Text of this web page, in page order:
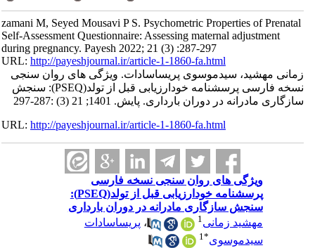
zamani M, Seyed Mousavi P S. Psychometric Properties of Prenatal
Self-Assessment Questionnaire: Assessing maternal adjustment
during pregnancy. Payesh 2022; 21 (3) :287-297
URL:http://payeshjournal.ir/article-1-1860-fa.html
زمانی مهشید، سیدموسوی پریساسادات. ویژگی های روان سنجی
نسخه فارسی پرسشنامه خودارزیابی قبل از تولد(PSEQ): سنجش
سازگاری مادرانه در دوران بارداری. پایش. 1401; 21 (3) :287-297
URL:http://payeshjournal.ir/article-1-1860-fa.html
ویژگی های روان سنجی نسخه فارسی
پرسشنامه خودارزیابی قبل از تولد(PSEQ):
سنجش سازگاری مادرانه در دوران بارداری
مهشید زمانی
،پریساسادات
سیدموسوی
1